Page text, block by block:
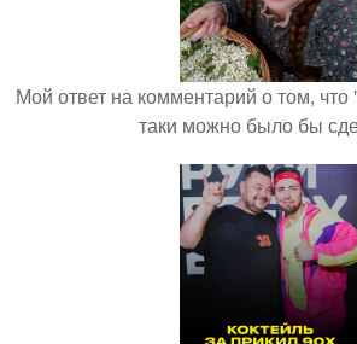
Мой ответ на комментарий о том,
таки можно было бы